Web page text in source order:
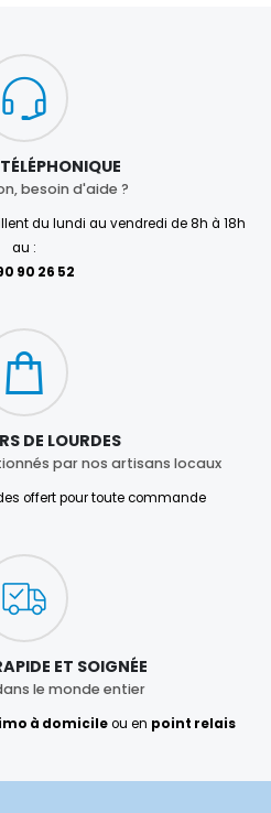
besoin d'aide ?
du lundi au vendredi de 8h à 18h
au :
90 26 52
DE LOURDES
par nos artisans locaux
offert pour toute commande
ET SOIGNÉE
le monde entier
à domicileou en point relais